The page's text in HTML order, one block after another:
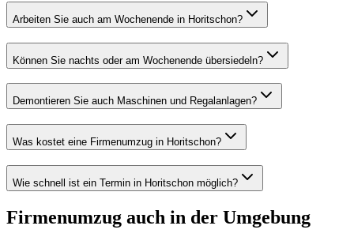
Arbeiten Sie auch am Wochenende in Horitschon?
Können Sie nachts oder am Wochenende übersiedeln?
Demontieren Sie auch Maschinen und Regalanlagen?
Was kostet eine Firmenumzug in Horitschon?
Wie schnell ist ein Termin in Horitschon möglich?
Firmenumzug auch in der Umgebung